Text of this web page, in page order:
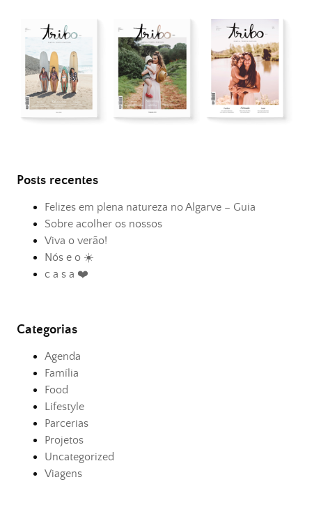
Posts recentes
Felizes em plena natureza no Algarve – Guia
Sobre acolher os nossos
Viva o verão!
Nós e o ☀️
c a s a ❤️
Categorias
Agenda
Família
Food
Lifestyle
Parcerias
Projetos
Uncategorized
Viagens